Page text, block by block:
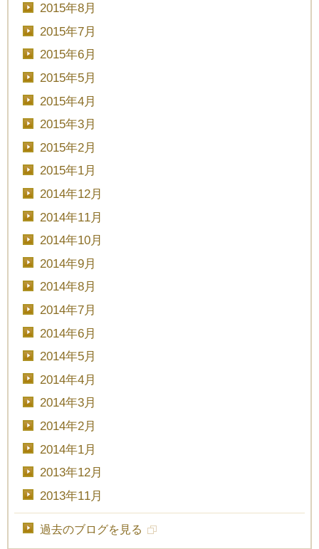
2015年8月
2015年7月
2015年6月
2015年5月
2015年4月
2015年3月
2015年2月
2015年1月
2014年12月
2014年11月
2014年10月
2014年9月
2014年8月
2014年7月
2014年6月
2014年5月
2014年4月
2014年3月
2014年2月
2014年1月
2013年12月
2013年11月
過去のブログを見る